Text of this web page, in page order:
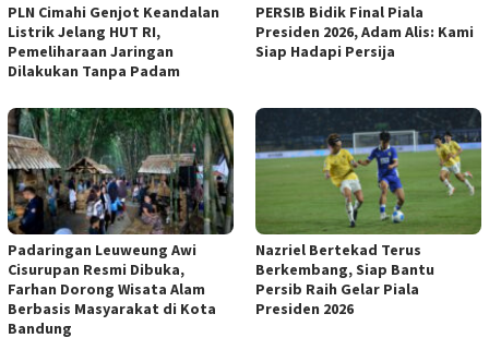
PLN Cimahi Genjot Keandalan
Listrik Jelang HUT RI,
Pemeliharaan Jaringan
Dilakukan Tanpa Padam
PERSIB Bidik Final Piala
Presiden 2026, Adam Alis: Kami
Siap Hadapi Persija
Padaringan Leuweung Awi
Cisurupan Resmi Dibuka,
Farhan Dorong Wisata Alam
Berbasis Masyarakat di Kota
Bandung
Nazriel Bertekad Terus
Berkembang, Siap Bantu
Persib Raih Gelar Piala
Presiden 2026